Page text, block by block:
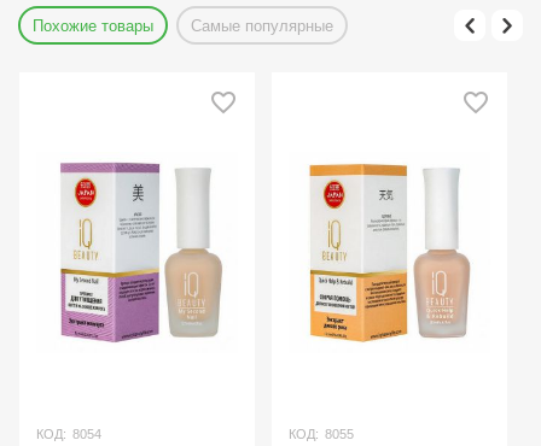
Похожие товары Самые популярные
КОД: 8054 КОД: 8055